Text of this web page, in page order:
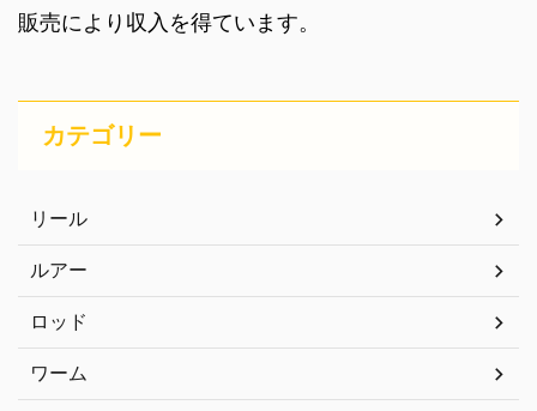
販売により収入を得ています。
カテゴリー
リール
ルアー
ロッド
ワーム